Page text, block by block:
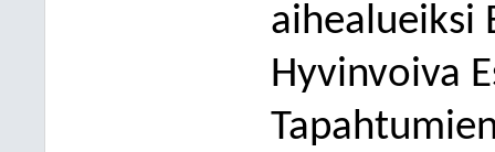
aihealueiksi
Hyvinvoiva